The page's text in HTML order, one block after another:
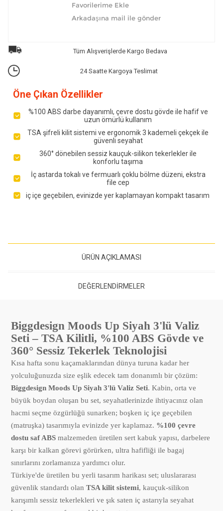
Tüm Alışverişlerde Kargo Bedava
24 Saatte Kargoya Teslimat
Öne Çıkan Özellikler
%100 ABS darbe dayanımlı, çevre dostu gövde ile hafif ve
uzun ömürlü kullanım
TSA şifreli kilit sistemi ve ergonomik 3 kademeli çekçek ile
güvenli seyahat
360° dönebilen sessiz kauçuk-silikon tekerlekler ile
konforlu taşıma
İç astarda tokalı ve fermuarlı çoklu bölme düzeni, ekstra
file cep
iç içe geçebilen, evinizde yer kaplamayan kompakt tasarım
ÜRÜN AÇIKLAMASI
DEĞERLENDIRMELER
Biggdesign Moods Up Siyah 3'lü Valiz
Seti – TSA Kilitli, %100 ABS Gövde ve
360° Sessiz Tekerlek Teknolojisi
Kısa hafta sonu kaçamaklarından dünya turuna kadar her
yolculuğunuzda size eşlik edecek tam donanımlı bir çözüm:
Biggdesign Moods Up Siyah 3'lü Valiz Seti. Kabin, orta ve
büyük boydan oluşan bu set, seyahatlerinizde ihtiyacınız olan
hacmi seçme özgürlüğü sunarken; boşken iç içe geçebilen
(matruşka) tasarımıyla evinizde yer kaplamaz. %100 çevre
dostu saf ABS malzemeden üretilen sert kabuk yapısı, darbelere
karşı bir kalkan görevi görürken, ultra hafifliği ile bagaj
sınırlarını zorlamanıza yardımcı olur.
Türkiye'de üretilen bu yerli tasarım harikası set; uluslararası
güvenlik standardı olanTSA kilit sistemi, kauçuk-silikon
karışımlı sessiz tekerlekleri ve şık saten iç astarıyla seyahat